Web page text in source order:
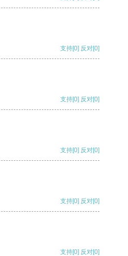
支持[0] 反对[0]
支持[0] 反对[0]
支持[0] 反对[0]
支持[0] 反对[0]
支持[0] 反对[0]